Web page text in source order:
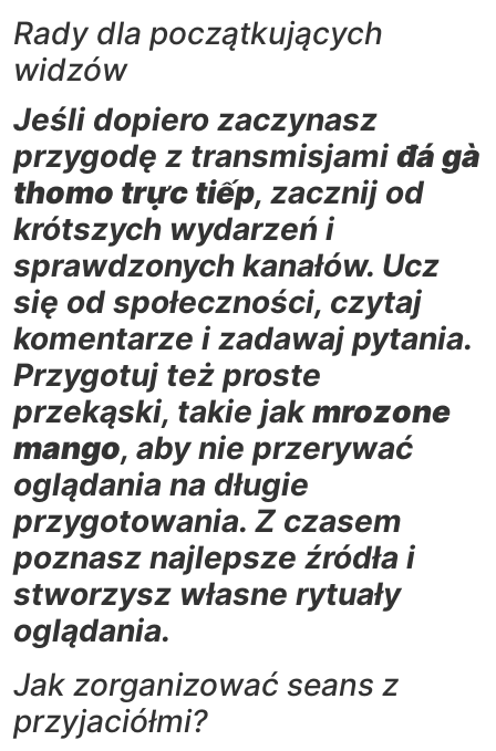
Rady dla początkujących
widzów
Jeśli dopiero zaczynasz
przygodę z transmisjami đá gà
thomo trực tiếp, zacznij od
krótszych wydarzeń i
sprawdzonych kanałów. Ucz
się od społeczności, czytaj
komentarze i zadawaj pytania.
Przygotuj też proste
przekąski, takie jakmrozone
mango, aby nie przerywać
oglądania na długie
przygotowania. Z czasem
poznasz najlepsze źródła i
stworzysz własne rytuały
oglądania.
Jak zorganizować seans z
przyjaciółmi?